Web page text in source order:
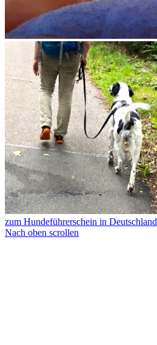
zum Hundeführerschein in Deutschland
Nach oben scrollen